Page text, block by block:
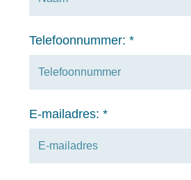
Telefoonnummer:*
E-mailadres:*